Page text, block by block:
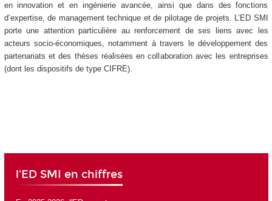
en innovation et en ingénierie avancée, ainsi que dans des fonctions
d’expertise, de management technique et de pilotage de projets. L’ED SMI
porte une attention particulière au renforcement de ses liens avec les
acteurs socio-économiques, notamment à travers le développement des
partenariats et des thèses réalisées en collaboration avec les entreprises
(dont les dispositifs de type CIFRE).
l'ED SMI en chiffres